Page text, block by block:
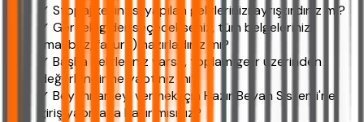
✓ Stopaj kesintisi yapılan gelirlerinizi ayrıştırdınız mı?
✓ Gerçek gider seçecekseniz, tüm belgelerinizi
(makbuz, fatura) hazırladınız mı?
✓ Başka gelirleriniz varsa, toplam gelir üzerinden
değerlendirme yaptınız mı?
✓ Beyannameyi vermek için Hazır Beyan Sistemi'ne
giriş yapmaya hazır mısınız?